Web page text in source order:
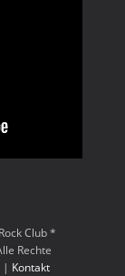
Club *
Rechte
| Kontakt